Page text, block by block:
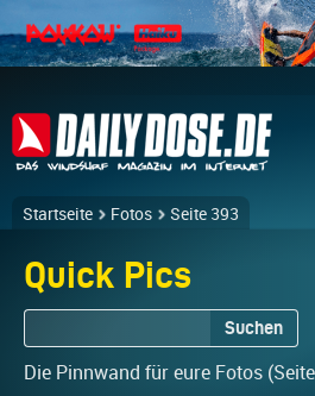
Startseite Fotos Seite 393
Quick Pics
Suchen
Die Pinnwand für eure Fotos